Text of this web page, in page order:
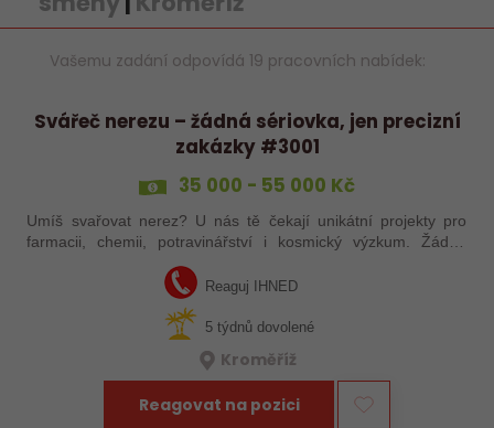
Vašemu zadání odpovídá 19 pracovních nabídek:
Svářeč nerezu – žádná sériovka, jen precizní
zakázky #3001
35 000 - 55 000 Kč
Umíš svařovat nerez? U nás tě čekají unikátní projekty pro
farmacii, chemii, potravinářství i kosmický výzkum. Žádná
rutina, ale precizní práce, která má smysl.
Reaguj IHNED
5 týdnů dovolené
Kroměříž
Reagovat na pozici